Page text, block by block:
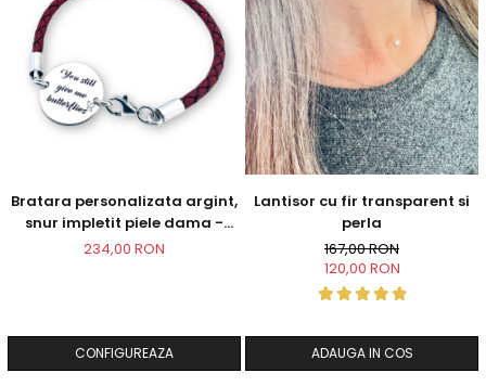
Bratara personalizata argint,
snur impletit piele dama -
Butterflies
234,00 RON
CONFIGUREAZA
Lantisor cu fir transparent si
perla
167,00 RON
120,00 RON
ADAUGA IN COS